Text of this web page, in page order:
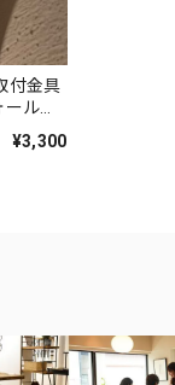
付金具
ルア
¥3,300